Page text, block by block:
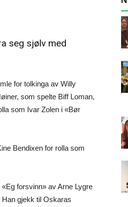
seg sjølv med
for tolkinga av Willy
som spelte Biff Loman,
som Ivar Zolen i «Bør
Bendixen for rolla som
forsvinn» av Arne Lygre
gjekk til Oskaras